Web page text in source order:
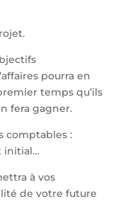
pourra en
temps qu’ils
fera gagner.
comptables :
initial…
à vos
de votre future